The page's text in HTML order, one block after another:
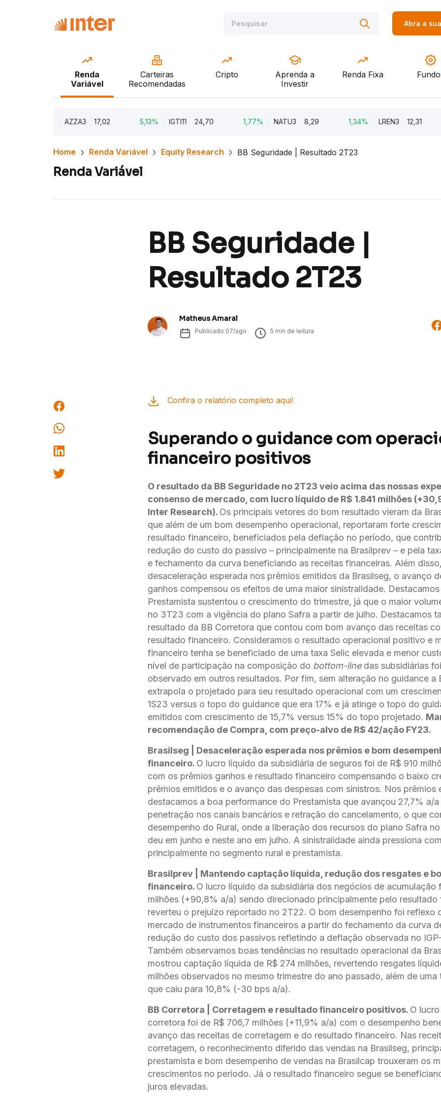
Abra a
Renda
Variável
Carteiras
Recomendadas
Cripto
Aprenda a
Investir
Renda Fixa
AZZA3 17,02 5,13% IGTI11 24,70 1,77% NATU3 8,29 1,34% LREN3 12,31
Home Renda Variável Equity Research BB Seguridade | Resultado 2T23
Renda Variável
BB Seguridade |
Resultado 2T23
Matheus Amaral
Publicado 07/ago 5 min de leitura
Confira o relatório completo aqui!
Superando o guidance com
financeiro positivos
O resultado da BB Seguridade no 2T23 veio acima das nossas
consenso de mercado, com lucro líquido de R$ 1.841 milhões
Inter Research). Os principais vetores do bom resultado vieram da
que além de um bom desempenho operacional, reportaram forte
resultado financeiro, beneficiados pela deflação no período, que
redução do custo do passivo – principalmente na Brasilprev – e pela
e fechamento da curva beneficiando as receitas financeiras. Além
desaceleração esperada nos prêmios emitidos da Brasilseg, o avanço
ganhos compensou os efeitos de uma maior sinistralidade.
Prestamista sustentou o crescimento do trimestre, já que o maior
no 3T23 com a vigência do plano Safra a partir de julho. Destacamos
resultado da BB Corretora que contou com bom avanço das receitas
resultado financeiro. Consideramos o resultado operacional positivo e
financeiro tenha se beneficiado de uma taxa Selic elevada e menor
nível de participação na composição do bottom-line das subsidiárias
observado em outros resultados. Por fim, sem alteração no guidance a
extrapola o projetado para seu resultado operacional com um
1S23 versus o topo do guidance que era 17% e já atinge o topo do
emitidos com crescimento de 15,7% versus 15% do topo projetado.
recomendação de Compra, com preço-alvo de R$ 42/ação FY23.
Brasilseg | Desaceleração esperada nos prêmios e bom
financeiro. O lucro líquido da subsidiária de seguros foi de R$ 910
com os prêmios ganhos e resultado financeiro compensando o baixo
prêmios emitidos e o avanço das despesas com sinistros. Nos prêmios
destacamos a boa performance do Prestamista que avançou 27,7% a/
penetração nos canais bancários e retração do cancelamento, o que
desempenho do Rural, onde a liberação dos recursos do plano Safra
deu em junho e neste ano em julho. A sinistralidade ainda pressiona
principalmente no segmento rural e prestamista.
Brasilprev | Mantendo captação líquida, redução dos resgates e
financeiro. O lucro líquido da subsidiária dos negócios de acumulação
milhões (+90,8% a/a) sendo direcionado principalmente pelo resultado
reverteu o prejuízo reportado no 2T22. O bom desempenho foi reflexo
mercado de instrumentos financeiros a partir do fechamento da curva
redução do custo dos passivos refletindo a deflação observada no
Também observamos boas tendências no resultado operacional da
mostrou captação líquida de R$ 274 milhões, revertendo resgates
milhões observados no mesmo trimestre do ano passado, além de uma
que caiu para 10,8% (-30 bps a/a).
BB Corretora | Corretagem e resultado financeiro positivos. O
corretora foi de R$ 706,7 milhões (+11,9% a/a) com o desempenho
avanço das receitas de corretagem e do resultado financeiro. Nas
corretagem, o reconhecimento diferido das vendas na Brasilseg,
prestamista e bom desempenho de vendas na Brasilcap trouxeram os
crescimentos no período. Já o resultado financeiro segue se
juros elevadas.